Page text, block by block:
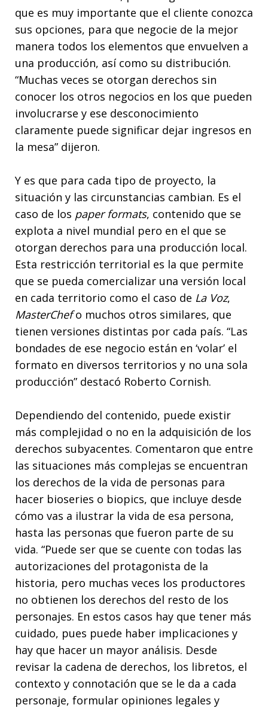
que es muy importante que el cliente conozca
sus opciones, para que negocie de la mejor
manera todos los elementos que envuelven a
una producción, así como su distribución.
“Muchas veces se otorgan derechos sin
conocer los otros negocios en los que pueden
involucrarse y ese desconocimiento
claramente puede significar dejar ingresos en
la mesa” dijeron.
Y es que para cada tipo de proyecto, la
situación y las circunstancias cambian. Es el
caso de los paper formats, contenido que se
explota a nivel mundial pero en el que se
otorgan derechos para una producción local.
Esta restricción territorial es la que permite
que se pueda comercializar una versión local
en cada territorio como el caso de La Voz,
MasterChefo muchos otros similares, que
tienen versiones distintas por cada país. “Las
bondades de ese negocio están en ‘volar’ el
formato en diversos territorios y no una sola
producción” destacó Roberto Cornish.
Dependiendo del contenido, puede existir
más complejidad o no en la adquisición de los
derechos subyacentes. Comentaron que entre
las situaciones más complejas se encuentran
los derechos de la vida de personas para
hacer bioseries o biopics, que incluye desde
cómo vas a ilustrar la vida de esa persona,
hasta las personas que fueron parte de su
vida. “Puede ser que se cuente con todas las
autorizaciones del protagonista de la
historia, pero muchas veces los productores
no obtienen los derechos del resto de los
personajes. En estos casos hay que tener más
cuidado, pues puede haber implicaciones y
hay que hacer un mayor análisis. Desde
revisar la cadena de derechos, los libretos, el
contexto y connotación que se le da a cada
personaje, formular opiniones legales y